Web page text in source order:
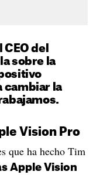
del
sobre la
cambiar la
Vision Pro
que ha hecho Tim
Apple Vision